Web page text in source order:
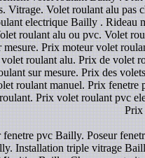
Vitrage. Volet roulant alu
electrique Bailly .
roulant alu ou pvc. Volet
mesure. Prix moteur volet
roulant alu. Prix de volet
sur mesure. Prix des
roulant manuel. Prix
Prix volet roulant pvc
Prix
fenetre pvc Bailly. Poseur
Installation triple vitrage